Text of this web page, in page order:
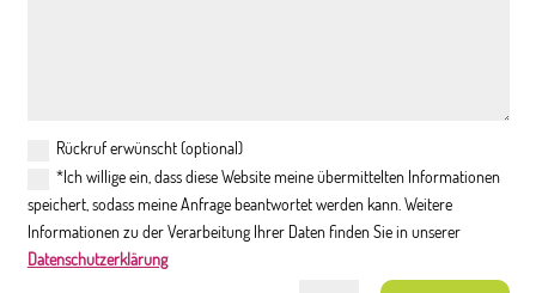
Rückruf erwünscht (optional)
*Ich willige ein, dass diese Website meine übermittelten Informationen
speichert, sodass meine Anfrage beantwortet werden kann. Weitere
Informationen zu der Verarbeitung Ihrer Daten finden Sie in unserer
Datenschutzerklärung